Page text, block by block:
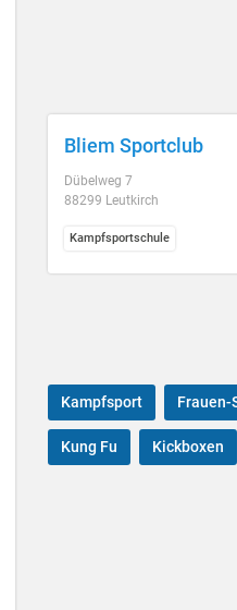
Bliem Sportclub
Dübelweg 7
88299 Leutkirch
Kampfsportschule
Kampfsport Frauen-
Kung Fu Kickboxen